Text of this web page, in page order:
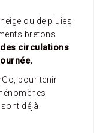
ou de pluies
bretons
des circulations
pour tenir
déjà